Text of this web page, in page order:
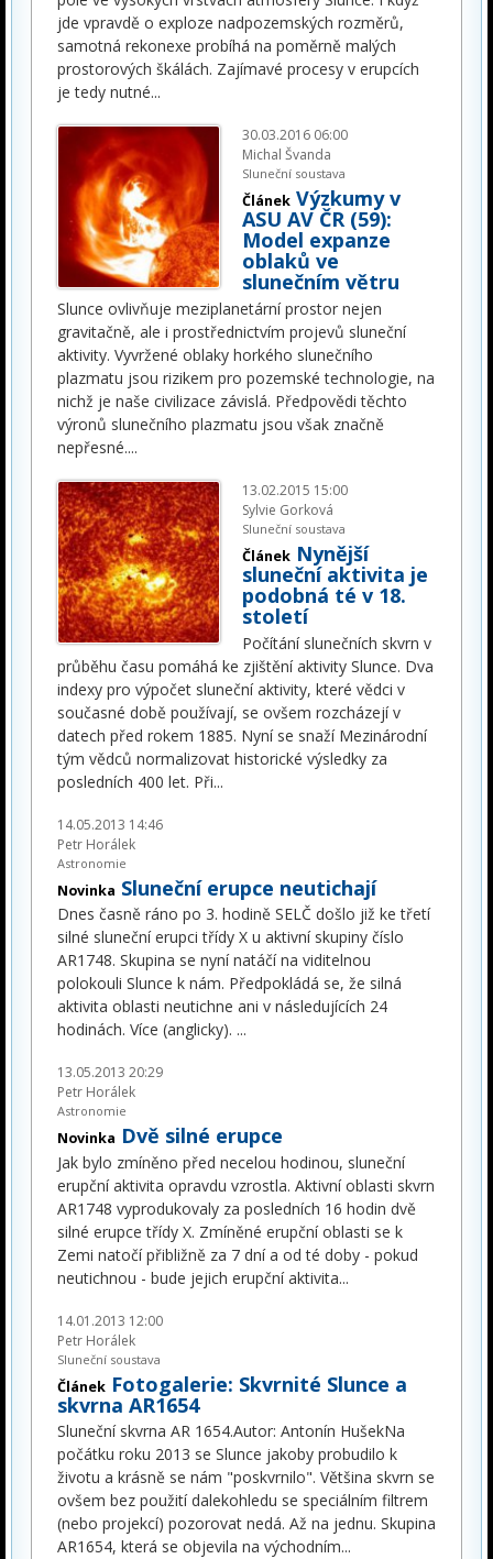
jde vpravdě o exploze nadpozemských rozměrů,
samotná rekonexe probíhá na poměrně malých
prostorových škálách. Zajímavé procesy v erupcích
je tedy nutné...
30.03.2016 06:00
Michal Švanda
Sluneční soustava
Článek Výzkumy v
ASU AV ČR (59):
Model expanze
oblaků ve
slunečním větru
Slunce ovlivňuje meziplanetární prostor nejen
gravitačně, ale i prostřednictvím projevů sluneční
aktivity. Vyvržené oblaky horkého slunečního
plazmatu jsou rizikem pro pozemské technologie, na
nichž je naše civilizace závislá. Předpovědi těchto
výronů slunečního plazmatu jsou však značně
nepřesné....
13.02.2015 15:00
Sylvie Gorková
Sluneční soustava
Článek Nynější
sluneční aktivita je
podobná té v 18.
století
Počítání slunečních skvrn v
průběhu času pomáhá ke zjištění aktivity Slunce. Dva
indexy pro výpočet sluneční aktivity, které vědci v
současné době používají, se ovšem rozcházejí v
datech před rokem 1885. Nyní se snaží Mezinárodní
tým vědců normalizovat historické výsledky za
posledních 400 let. Při...
14.05.2013 14:46
Petr Horálek
Astronomie
Novinka Sluneční erupce neutichají
Dnes časně ráno po 3. hodině SELČ došlo již ke třetí
silné sluneční erupci třídy X u aktivní skupiny číslo
AR1748. Skupina se nyní natáčí na viditelnou
polokouli Slunce k nám. Předpokládá se, že silná
aktivita oblasti neutichne ani v následujících 24
hodinách. Více (anglicky). ...
13.05.2013 20:29
Petr Horálek
Astronomie
Novinka Dvě silné erupce
Jak bylo zmíněno před necelou hodinou, sluneční
erupční aktivita opravdu vzrostla. Aktivní oblasti skvrn
AR1748 vyprodukovaly za posledních 16 hodin dvě
silné erupce třídy X. Zmíněné erupční oblasti se k
Zemi natočí přibližně za 7 dní a od té doby - pokud
neutichnou - bude jejich erupční aktivita...
14.01.2013 12:00
Petr Horálek
Sluneční soustava
Článek Fotogalerie: Skvrnité Slunce a
skvrna AR1654
Sluneční skvrna AR 1654.Autor: Antonín HušekNa
počátku roku 2013 se Slunce jakoby probudilo k
životu a krásně se nám "poskvrnilo". Většina skvrn se
ovšem bez použití dalekohledu se speciálním filtrem
(nebo projekcí) pozorovat nedá. Až na jednu. Skupina
AR1654, která se objevila na východním...